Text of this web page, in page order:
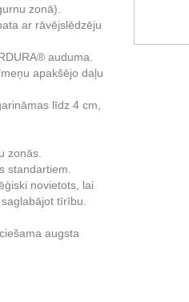
zonā).
ar rāvējslēdzēju
auduma.
apakšējo daļu
līdz 4 cm,
zonās.
standartiem.
novietots, lai
tīrību.
augsta